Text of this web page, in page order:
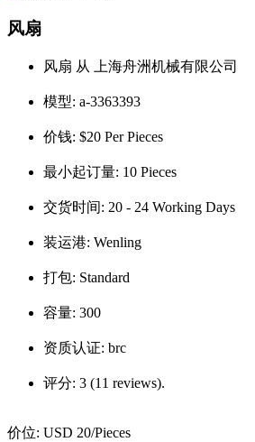
风扇
风扇 从 上海舟洲机械有限公司
模型: a-3363393
价钱: $20 Per Pieces
最小起订量: 10 Pieces
交货时间: 20 - 24 Working Days
装运港: Wenling
打包: Standard
容量: 300
资质认证: brc
评分: 3 (11 reviews).
价位: USD 20/Pieces